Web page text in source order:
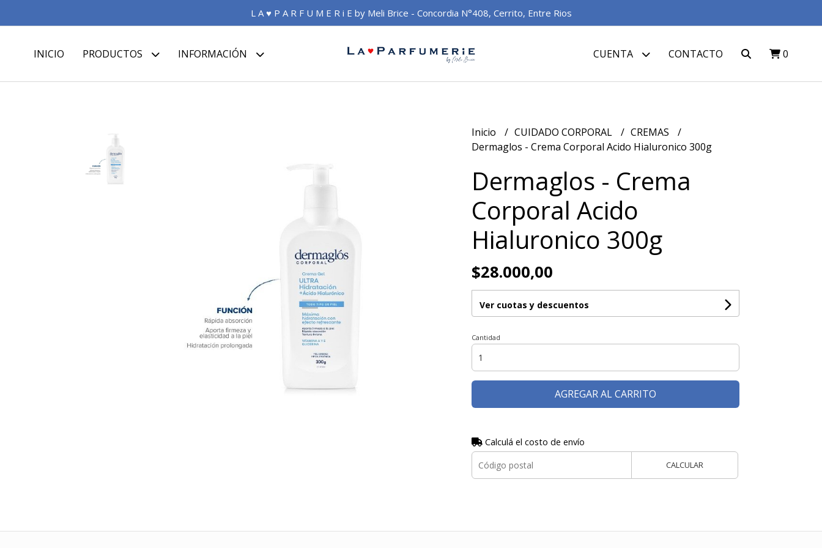
L A ♥ P A R F U M E R i E by Meli Brice - Concordia N°408, Cerrito, Entre Rios
INICIO PRODUCTOS INFORMACIÓN CUENTA CONTACTO 0
Inicio CUIDADO CORPORAL
CREMAS
Dermaglos - Crema Corporal Acido Hialuronico 300g
Dermaglos - Crema
Corporal Acido
Hialuronico 300g
$28.000,00
Ver cuotas y descuentos
Cantidad
AGREGAR AL CARRITO
Calculá el costo de envío
CALCULAR